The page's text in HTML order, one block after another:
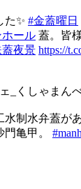
た✨ #金蓋曜日
ホール 蓋。皆
蓋夜景 https://
_くしゃまん
水制水弁蓋が
亀甲。